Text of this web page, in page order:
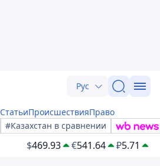
Рус
СтатьиПроисшествияПраво
#Казахстан в сравнении
$469.93 €541.64 ₽5.71